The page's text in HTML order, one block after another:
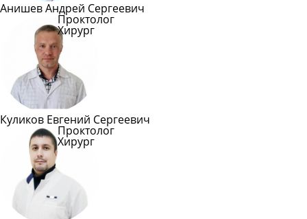
Анишев Андрей Сергеевич
Проктолог
Хирург
Куликов Евгений Сергеевич
Проктолог
Хирург